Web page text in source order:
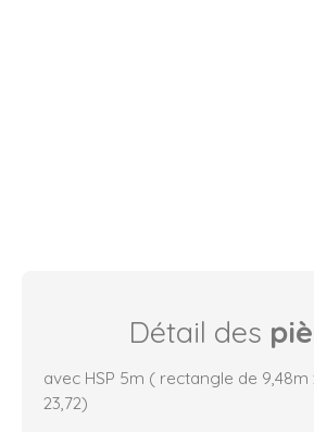
Détail des
avec HSP 5m ( rectangle de 9,48m
23,72)